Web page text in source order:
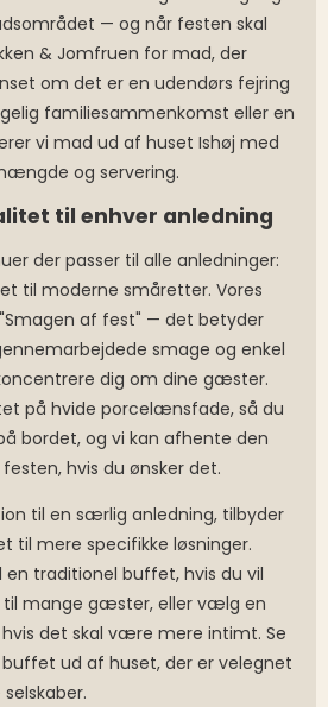
— og når festen skal
& Jomfruen for mad, der
om det er en udendørs fejring
familiesammenkomst eller en
vi mad ud af huset Ishøj med
og servering.
til enhver anledning
der passer til alle anledninger:
til moderne småretter. Vores
af fest" — det betyder
smage og enkel
dig om dine gæster.
på hvide porcelænsfade, så du
bordet, og vi kan afhente den
hvis du ønsker det.
til en særlig anledning, tilbyder
til mere specifikke løsninger.
traditionel buffet, hvis du vil
mange gæster, eller vælg en
det skal være mere intimt. Se
ud af huset, der er velegnet